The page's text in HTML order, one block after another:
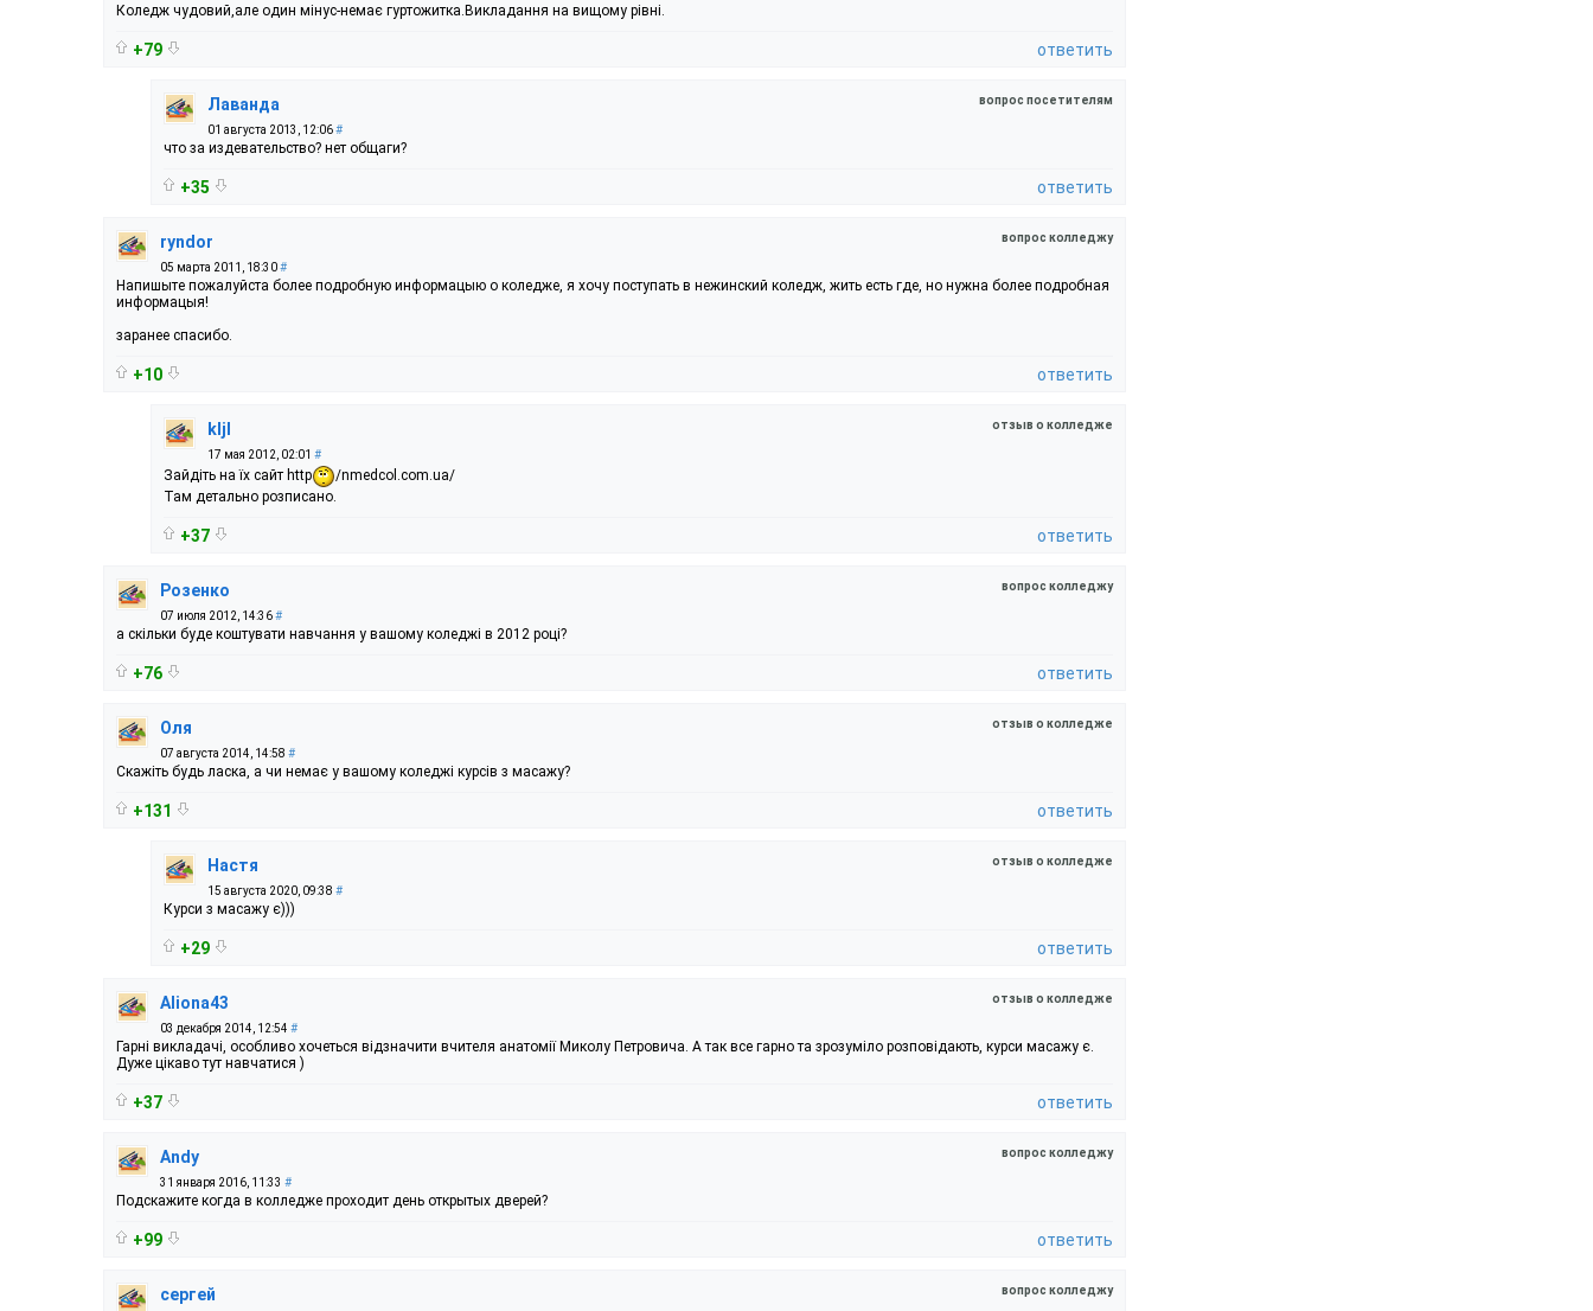
Коледж чудовий,але один мінус-немає гуртожитка.Викладання на вищому рівні.
+79 ответить
вопрос посетителям
Лаванда
01 августа 2013, 12:06#
что за издевательство? нет общаги?
+35 ответить
вопрос колледжу
ryndor
05 марта 2011, 18:30#
Напишыте пожалуйста более подробную информацыю о коледже, я хочу поступать в нежинский коледж, жить есть где, но нужна более подробная
информацыя!
заранее спасибо.
+10 ответить
отзыв о колледже
kljl
17 мая 2012, 02:01 #
Зайдіть на їх сайт http
/nmedcol.com.ua/
Там детально розписано.
+37 ответить
вопрос колледжу
Розенко
07 июля 2012, 14:36#
а скільки буде коштувати навчання у вашому коледжі в 2012 році?
+76 ответить
отзыв о колледже
Оля
07 августа 2014, 14:58 #
Скажіть будь ласка, а чи немає у вашому коледжі курсів з масажу?
+131 ответить
отзыв о колледже
Настя
15 августа 2020, 09:38 #
Курси з масажу є)))
+29 ответить
отзыв о колледже
Aliona43
03 декабря 2014, 12:54 #
Гарні викладачі, особливо хочеться відзначити вчителя анатомії Миколу Петровича. А так все гарно та зрозуміло розповідають, курси масажу є.
Дуже цікаво тут навчатися )
+37 ответить
вопрос колледжу
Andy
31 января 2016, 11:33 #
Подскажите когда в колледже проходит день открытых дверей?
+99 ответить
вопрос колледжу
сергей